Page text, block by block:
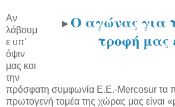
►Ο αγώνας για
τροφή μας
Αν
λάβουμ
ε υπ’
όψιν
μας και
την
πρόσφατη συμφωνία Ε.Ε.-Mercosur τα
πρωτογενή τομέα της χώρας μας είναι